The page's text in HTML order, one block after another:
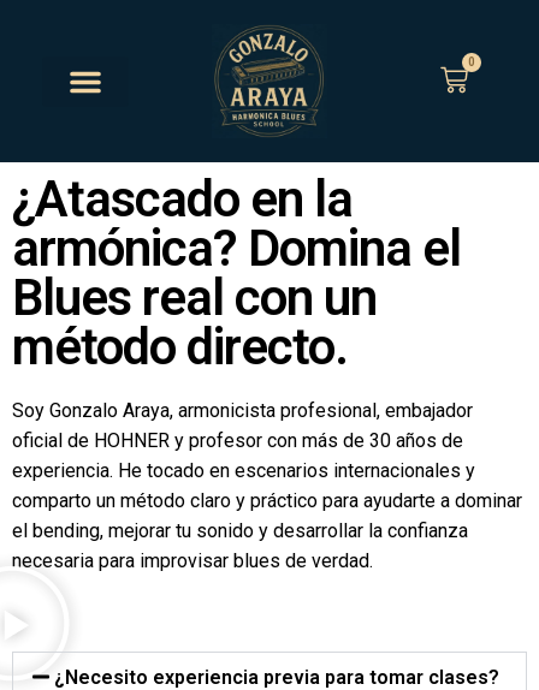
0
¿Atascado en la
armónica? Domina el
Blues real con un
método directo.
Soy Gonzalo Araya, armonicista profesional, embajador
oficial de HOHNER y profesor con más de 30 años de
experiencia. He tocado en escenarios internacionales y
comparto un método claro y práctico para ayudarte a dominar
el bending, mejorar tu sonido y desarrollar la confianza
necesaria para improvisar blues de verdad.
¿Necesito experiencia previa para tomar clases?